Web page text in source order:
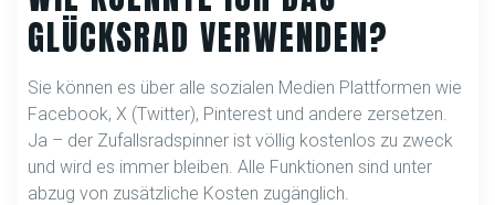
GLÜCKSRAD VERWENDEN?
Sie können es über alle sozialen Medien Plattformen wie
Facebook, X (Twitter), Pinterest und andere zersetzen.
Ja – der Zufallsradspinner ist völlig kostenlos zu zweck
und wird es immer bleiben. Alle Funktionen sind unter
abzug von zusätzliche Kosten zugänglich.